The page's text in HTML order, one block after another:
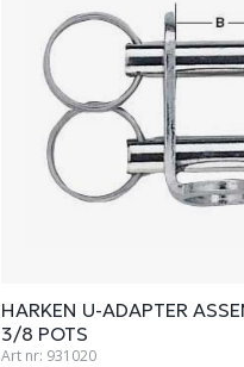
HARKEN U-ADAPTER
3/8 POTS
Art nr: 931020